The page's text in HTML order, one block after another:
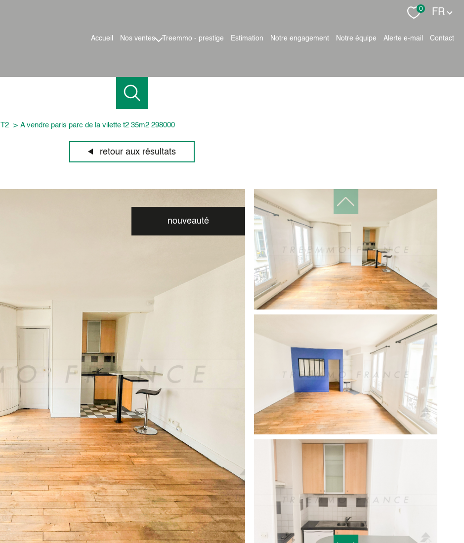
0 Langue
FR
accueil nos ventes
terrains
treemmo - prestige estimation notre engagement notre équipe alerte e-mail contact
T2 A vendre paris parc de la vilette t2 35m2 298000
retour aux résultats
nouveauté